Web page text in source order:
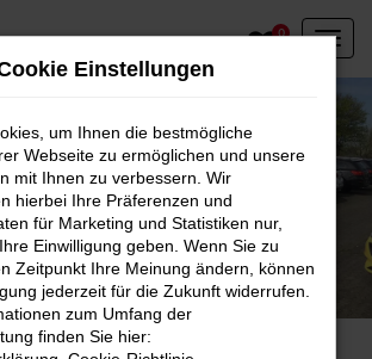
0
vor Ort
Sie unsere sofort verfügbaren
Einstellungen
um Ihnen die bestmögliche
Webseite zu ermöglichen und unsere
mit Ihnen zu verbessern. Wir
hierbei Ihre Präferenzen und
für Marketing und Statistiken nur,
Einwilligung geben. Wenn Sie zu
Zeitpunkt Ihre Meinung ändern, können
jederzeit für die Zukunft widerrufen.
zum Umfang der
finden Sie hier: